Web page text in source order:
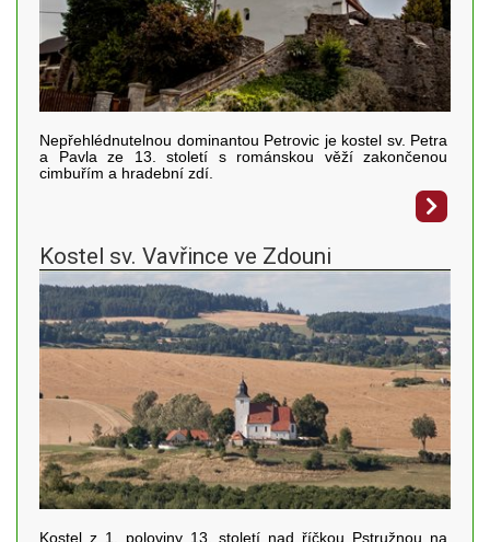
Nepřehlédnutelnou dominantou Petrovic je kostel sv. Petra
a Pavla ze 13. století s románskou věží zakončenou
cimbuřím a hradební zdí.
Kostel sv. Vavřince ve Zdouni
Kostel z 1. poloviny 13. století nad říčkou Pstružnou na